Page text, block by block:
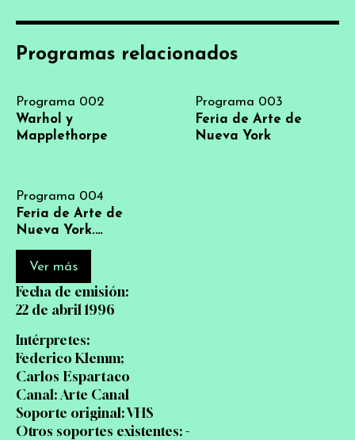
Fecha de emisión:
22 de abril 1996
Intérpretes:
Federico Klemm;
Carlos Espartaco
Canal: Arte Canal
Soporte original: VHS
Otros soportes existentes: -
Programas relacionados
Programa 002
Warhol y
Mapplethorpe
Programa 003
Feria de Arte de
Nueva York
Programa 004
Feria de Arte de
Nueva York.
Imágenes de Nueva
York
Ver más